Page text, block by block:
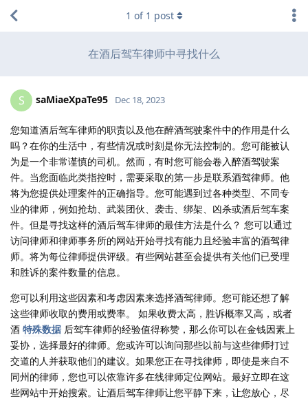
在酒后驾车律师中寻找什么
1 of 1 post
S saMiaeXpaTe95 Dec 18, 2023
您知道酒后驾车律师的职责以及他在醉酒驾驶案件中的作用是什么
吗？在你的生活中，有些情况或时刻是你无法控制的。您可能被认
为是一个非常谨慎的司机。然而，有时您可能会卷入醉酒驾驶案
件。当您面临此类指控时，需要采取的第一步是联系酒驾律师。他
将为您提供处理案件的正确指导。您可能遇到过各种类型、不同专
业的律师，例如抢劫、武装团伙、袭击、绑架、凶杀或酒后驾车案
件。但是寻找这样的酒后驾车律师的最佳方法是什么？ 您可以通过
访问律师和律师事务所的网站开始寻找有能力且经验丰富的酒驾律
师。将为每位律师提供评级。有些网站甚至会提供有关他们已受理
和胜诉的案件数量的信息。
您可以利用这些因素和考虑因素来选择酒驾律师。您可能还想了解
这些律师收取的费用或费率。 如果收费太高，胜诉概率又高，或者
酒 特殊数据 后驾车律师的经验值得称赞，那么你可以在金钱因素上
妥协，选择最好的律师。您或许可以询问那些以前与这些律师打过
交道的人并获取他们的建议。如果您正在寻找律师，即使是来自不
同州的律师，您也可以依靠许多在线律师定位网站。最好立即在这
些网站中开始搜索。让酒后驾车律师让您平静下来，让您放心，尽